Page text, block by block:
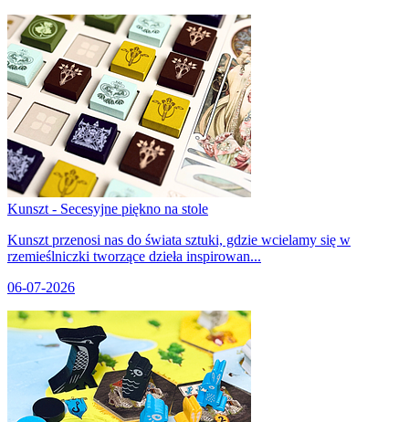
Kunszt - Secesyjne piękno na stole
Kunszt przenosi nas do świata sztuki, gdzie wcielamy się w
rzemieślniczki tworzące dzieła inspirowan...
06-07-2026